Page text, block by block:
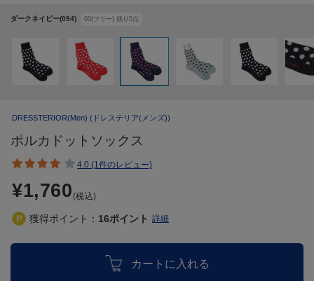
ダークネイビー(094) 00(フリー) 残り 5点
DRESSTERIOR(Men) (ドレステリア(メンズ))
ポルカドットソックス
4.0 (1件のレビュー)
¥1,760(税込)
獲得ポイント： 16ポイント 詳細
カートに入れる